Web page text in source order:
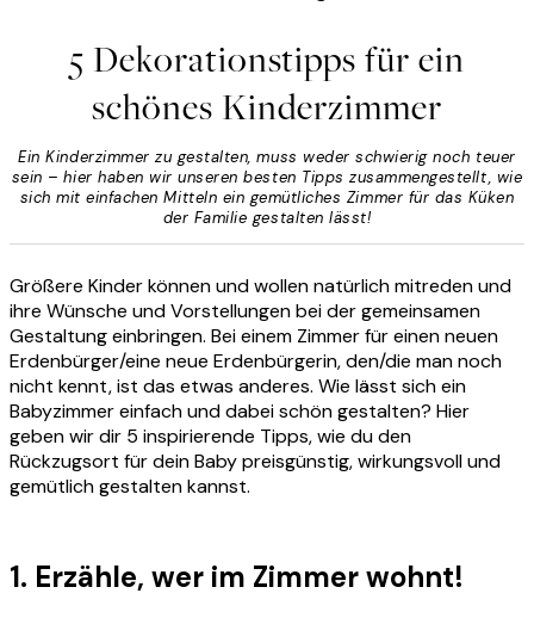
5 Dekorationstipps für ein
schönes Kinderzimmer
Ein Kinderzimmer zu gestalten, muss weder schwierig noch teuer
sein – hier haben wir unseren besten Tipps zusammengestellt, wie
sich mit einfachen Mitteln ein gemütliches Zimmer für das Küken
der Familie gestalten lässt!
Größere Kinder können und wollen natürlich mitreden und
ihre Wünsche und Vorstellungen bei der gemeinsamen
Gestaltung einbringen. Bei einem Zimmer für einen neuen
Erdenbürger/eine neue Erdenbürgerin, den/die man noch
nicht kennt, ist das etwas anderes. Wie lässt sich ein
Babyzimmer einfach und dabei schön gestalten? Hier
geben wir dir 5 inspirierende Tipps, wie du den
Rückzugsort für dein Baby preisgünstig, wirkungsvoll und
gemütlich gestalten kannst.
1. Erzähle, wer im Zimmer wohnt!